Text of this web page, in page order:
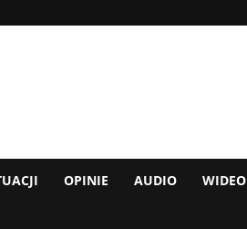
OPINIE AUDIO WIDEO